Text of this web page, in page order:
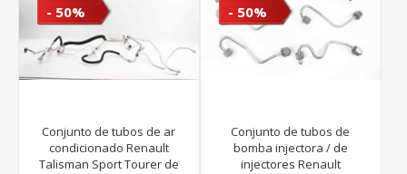
- 50%
Conjunto de tubos de ar
condicionado Renault
Talisman Sport Tourer de
- 50%
Conjunto de tubos de
bomba injectora / de
injectores Renault